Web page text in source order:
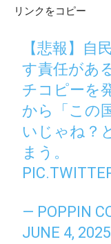
リンクをコピー
【悲報】自
す責任があ
チコピーを
から「この
いじゃね？
まう。
— POPPIN
JUNE 4, 2025